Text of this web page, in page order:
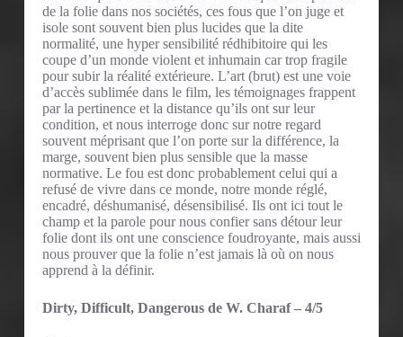
de la folie dans nos sociétés, ces fous que l’on juge et
isole sont souvent bien plus lucides que la dite
normalité, une hyper sensibilité rédhibitoire qui les
coupe d’un monde violent et inhumain car trop fragile
pour subir la réalité extérieure. L’art (brut) est une voie
d’accès sublimée dans le film, les témoignages frappent
par la pertinence et la distance qu’ils ont sur leur
condition, et nous interroge donc sur notre regard
souvent méprisant que l’on porte sur la différence, la
marge, souvent bien plus sensible que la masse
normative. Le fou est donc probablement celui qui a
refusé de vivre dans ce monde, notre monde réglé,
encadré, déshumanisé, désensibilisé. Ils ont ici tout le
champ et la parole pour nous confier sans détour leur
folie dont ils ont une conscience foudroyante, mais aussi
nous prouver que la folie n’est jamais là où on nous
apprend à la définir.
Dirty, Difficult, Dangerous de W. Charaf – 4/5